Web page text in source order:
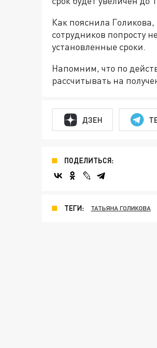
Как пояснила
сотрудников попросту
установленные сроки.
Напомним, что по
рассчитывать на
ДЗЕН
ПОДЕЛИТЬСЯ:
ТЕГИ: ТАТЬЯНА ГОЛИКОВА